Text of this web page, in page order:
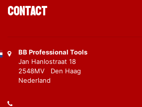
Contact
BB Professional Tools
Jan Hanlostraat 18
2548MV Den Haag
Nederland